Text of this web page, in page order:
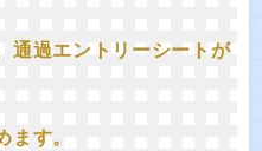
通過エントリーシートが
ます。